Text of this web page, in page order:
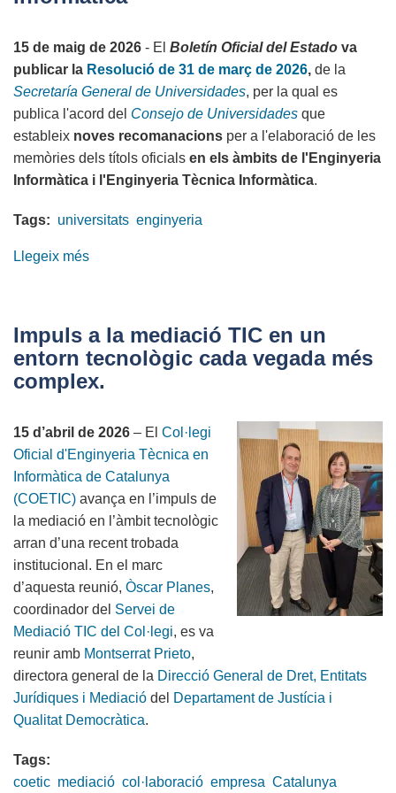
i
Societat
de
la
Informació
15 de maig de 2026 - El Boletín Oficial del Estado va
publicar la Resolució de 31 de març de 2026, de la
Secretaría General de Universidades, per la qual es
publica l'acord del Consejo de Universidades que
estableix noves recomanacions per a l'elaboració de les
memòries dels títols oficials en els àmbits de l'Enginyeria
Informàtica i l'Enginyeria Tècnica Informàtica.
Tags: universitats enginyeria
Llegeix més
l'estandardització
dels
estudis
informàtica
Impuls a la mediació TIC en un
entorn tecnològic cada vegada més
complex.
15 d’abril de 2026 – El Col·legi
Oficial d'Enginyeria Tècnica en
Informàtica de Catalunya
(COETIC) avança en l’impuls de
la mediació en l’àmbit tecnològic
arran d’una recent trobada
institucional. En el marc
d’aquesta reunió, Òscar Planes,
coordinador del Servei de
Mediació TIC del Col·legi, es va
reunir amb Montserrat Prieto,
directora general de la Direcció General de Dret, Entitats
Jurídiques i Mediació del Departament de Justícia i
Qualitat Democràtica.
Tags:
coetic mediació col·laboració empresa Catalunya